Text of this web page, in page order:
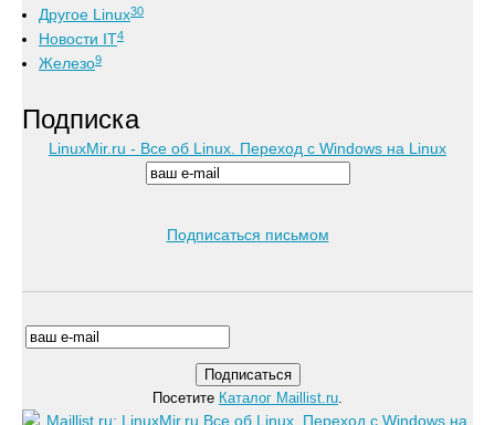
Другое Linux30
Новости IT4
Железо9
Подписка
LinuxMir.ru - Все об Linux. Переход с Windows на Linux
Подписаться письмом
Посетите Каталог Maillist.ru.